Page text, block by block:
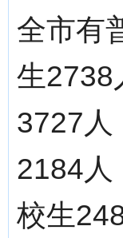
全市有
生2738
3727人
2184人
校生